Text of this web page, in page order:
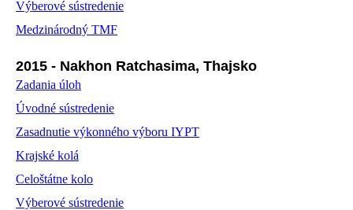
Výberové sústredenie
Medzinárodný TMF
2015 - Nakhon Ratchasima, Thajsko
Zadania úloh
Úvodné sústredenie
Zasadnutie výkonného výboru IYPT
Krajské kolá
Celoštátne kolo
Výberové sústredenie